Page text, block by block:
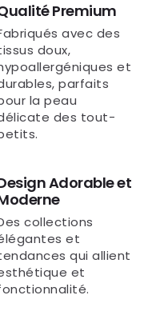
Premium
avec des
doux,
et
parfaits
la peau
des tout-
Adorable et
collections
et
qui allient
et